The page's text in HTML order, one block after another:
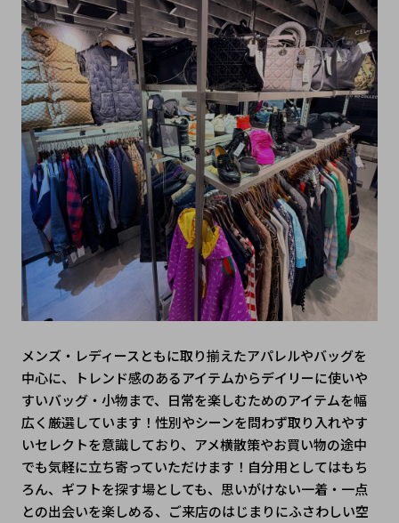
メンズ・レディースともに取り揃えたアパレルやバッグを
中心に、トレンド感のあるアイテムからデイリーに使いや
すいバッグ・小物まで、日常を楽しむためのアイテムを幅
広く厳選しています！性別やシーンを問わず取り入れやす
いセレクトを意識しており、アメ横散策やお買い物の途中
でも気軽に立ち寄っていただけます！自分用としてはもち
ろん、ギフトを探す場としても、思いがけない一着・一点
との出会いを楽しめる、ご来店のはじまりにふさわしい空